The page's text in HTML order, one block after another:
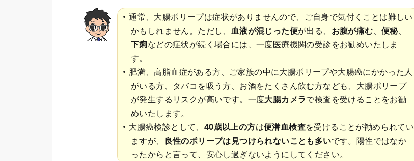
通常、大腸ポリープは症状がありませんので、ご自身で気付くことは難しい
かもしれません。ただし、 血液が混じった便が出る、 お腹が痛む、便秘、
下痢などの症状が続く場合には、一度医療機関の受診をお勧めいたしま
す。
肥満、高脂血症がある方、ご家族の中に大腸ポリープや大腸癌にかかった人
がいる方、タバコを吸う方、お酒をたくさん飲む方なども、大腸ポリープ
が発生するリスクが高いです。一度大腸カメラで検査を受けることをお勧
めいたします。
大腸癌検診として、 40歳以上の方は便潜血検査を受けることが勧められてい
ますが、
良性のポリープは見つけられないことも多いです。陽性ではなか
ったからと言って、安心し過ぎないようにしてください。